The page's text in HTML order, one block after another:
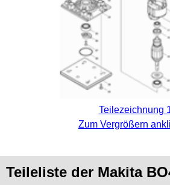
Teilezeichnung
Zum Vergrößern
Teileliste der Makita